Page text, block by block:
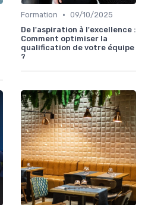
Formation • 09/10/2025
De l'aspiration à l'excellence :
Comment optimiser la
qualification de votre équipe
?